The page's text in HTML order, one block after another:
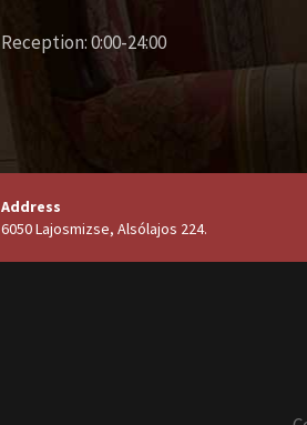
yourself
Reception: 0:00-24:00
Address
6050 Lajosmizse, Alsólajos 224.